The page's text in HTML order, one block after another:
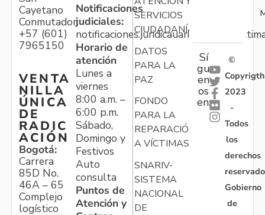
Cayetano
Conmutador:
+57 (601)
7965150
VENTA
NILLA
ÚNICA
DE
RADIC
ACIÓN
Bogotá:
Carrera
85D No.
46A – 65
Complejo
logístico
Notificaciones
judiciales:
Horario de
atención
Lunes a
viernes
8:00 a.m. –
6:00 p.m.
Sábado,
Domingo y
Festivos
Auto
consulta
Puntos de
Atención y
SERVICIOS
CIUDADANÍA
DATOS
PARA LA
PAZ
FONDO
PARA LA
REPARACIÓN
A VÍCTIMAS
SNARIV-
SISTEMA
NACIONAL
DE
Sí
gu
en
os
en:
©
Copyrigth
2023
-
Todos
los
derechos
Gobierno
de